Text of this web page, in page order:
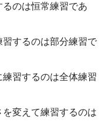
のは恒常練習であ
するのは部分練習で
習するのは全体練習
変えて練習するのは